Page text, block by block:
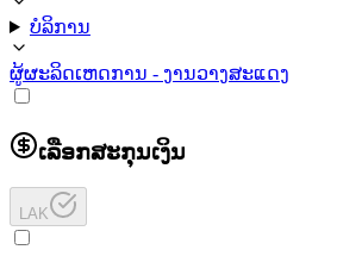
ບໍລິການ
ຜູ້ຜະລິດເຫດການ - ງານວາງສະແດງ
ເລືອກສະກຸນເງິນ
LAK